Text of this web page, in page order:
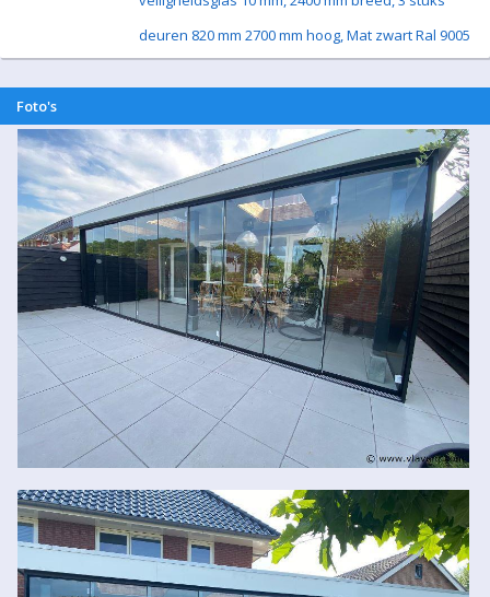
deuren 820 mm 2700 mm hoog, Mat zwart Ral 9005
Foto's